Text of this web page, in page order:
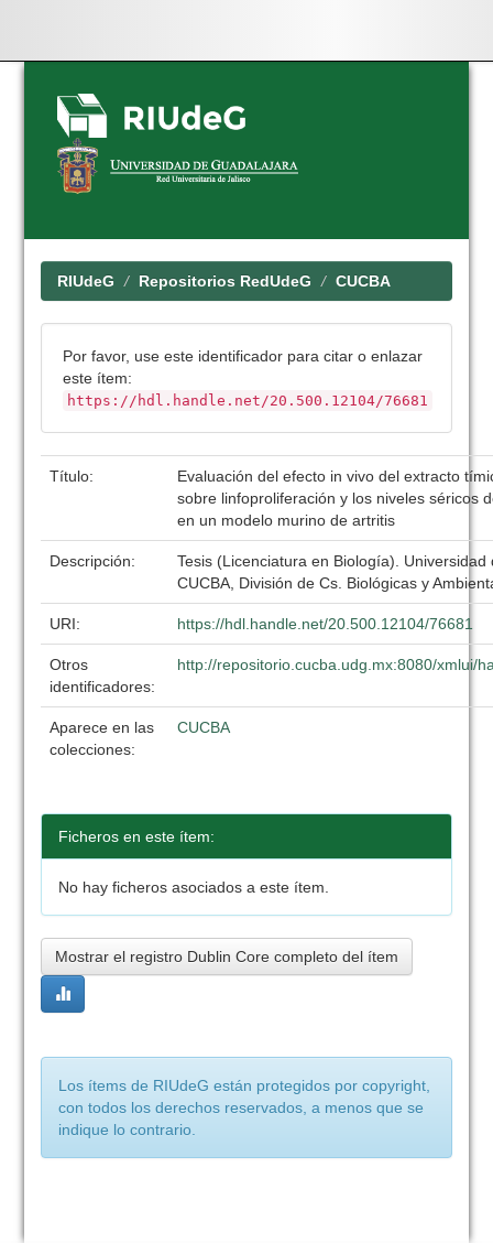
Skip
navigation
RIUdeG Repositorios RedUdeG CUCBA
Por favor, use este identificador para citar o enlazar
este ítem:
https://hdl.handle.net/20.500.12104/76681
Título:
Evaluación del efecto in vivo del extracto
sobre linfoproliferación y los niveles séricos
en un modelo murino de artritis
Descripción:
Tesis (Licenciatura en Biología). Universidad
CUCBA, División de Cs. Biológicas y
URI: https://hdl.handle.net/20.500.12104/76681
Otros
identificadores:
http://repositorio.cucba.udg.mx:8080/xmlui/
Aparece en las
colecciones:
CUCBA
Ficheros en este ítem:
No hay ficheros asociados a este ítem.
Mostrar el registro Dublin Core completo del ítem
Los ítems de RIUdeG están protegidos por copyright,
con todos los derechos reservados, a menos que se
indique lo contrario.